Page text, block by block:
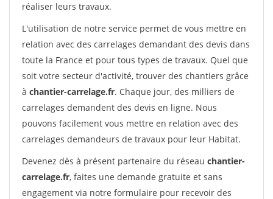
réaliser leurs travaux.
L'utilisation de notre service permet de vous mettre en
relation avec des carrelages demandant des devis dans
toute la France et pour tous types de travaux. Quel que
soit votre secteur d'activité, trouver des chantiers grâce
à chantier-carrelage.fr. Chaque jour, des milliers de
carrelages demandent des devis en ligne. Nous
pouvons facilement vous mettre en relation avec des
carrelages demandeurs de travaux pour leur Habitat.
Devenez dès à présent partenaire du réseau chantier-
carrelage.fr, faites une demande gratuite et sans
engagement via notre formulaire pour recevoir des